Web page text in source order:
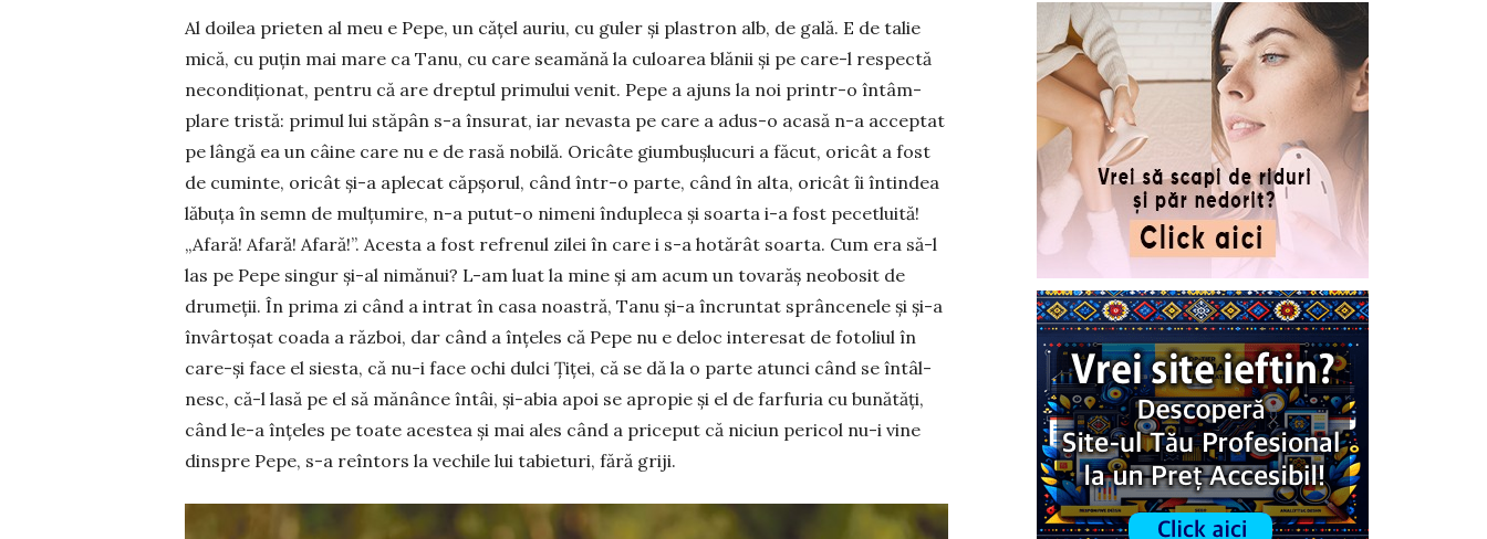
Al doilea prieten al meu e Pepe, un căţel auriu, cu gu­ler şi plastron alb, de ga­lă. E de talie
mică, cu puţin mai mare ca Tanu, cu care sea­mănă la culoarea blănii şi pe care-l res­pectă
necon­di­ţio­nat, pentru că are drep­­­tul pri­mu­lui ve­nit. Pepe a ajuns la noi printr-o în­tâm­
plare tristă: primul lui stă­pân s-a însu­rat, iar ne­vasta pe care a adus-o a­ca­să n-a ac­ceptat
pe lân­gă ea un câi­ne care nu e de rasă no­bilă. Oricâte gium­buş­lucuri a fă­cut, oricât a fost
de cu­minte, oricât şi-a aple­cat căp­şorul, când într-o parte, când în alta, ori­cât îi întindea
lăbuţa în semn de mul­ţumire, n-a putut-o nimeni în­du­pleca şi soar­ta i-a fost pecet­luită!
„Afară! Afară! Afară!”. A­cesta a fost refre­nul zilei în care i s-a hotărât soar­ta. Cum era să-l
las pe Pepe singur şi-al nimănui? L-am luat la mine şi am acum un tovarăş neo­bosit de
drumeţii. În prima zi când a intrat în casa noastră, Tanu şi-a încruntat sprâncenele şi şi-a
învâr­toşat coada a război, dar când a înţeles că Pepe nu e deloc interesat de fotoliul în
care-şi face el siesta, că nu-i face ochi dulci Ţiţei, că se dă la o parte atunci când se în­tâl­
nesc, că-l lasă pe el să mă­nânce întâi, şi-abia apoi se a­pro­pie și el de far­furia cu bunătăți,
când le-a înţeles pe toate aces­tea şi mai ales când a pri­ceput că ni­ciun pe­ricol nu-i vine
din­spre Pe­pe, s-a reîn­tors la ve­chile lui ta­bie­turi, fără griji.